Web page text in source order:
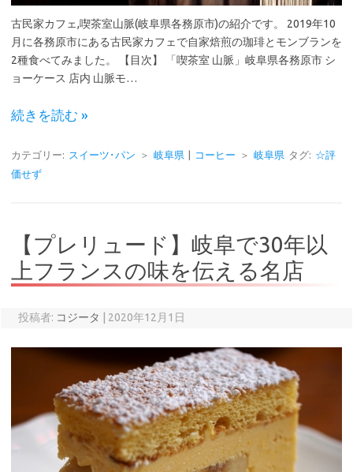
古民家カフェ,喫茶室山脈(岐阜県各務原市)の紹介です。 2019年10
月に各務原市にある古民家カフェで自家焙煎の珈琲とモンブランを
2種食べてみました。 【目次】 「喫茶室 山脈」岐阜県各務原市 シ
ョーケース 店内 山脈モ…
続きを読む »
カテゴリー: スイーツ･パン ＞ 岐阜県 コーヒー ＞ 岐阜県 タグ: ☆評
価せず
【プレリュード】岐阜で30年以
上フランスの味を伝える名店
投稿者: コジータ 2020年12月1日